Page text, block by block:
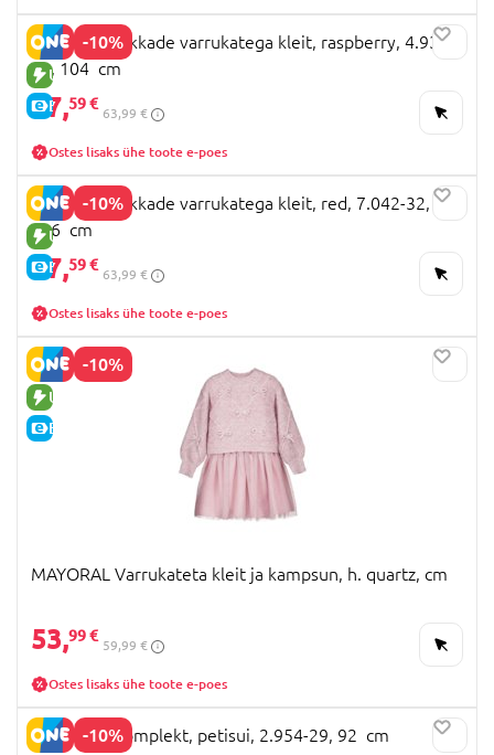
-10%
UUS TOODE
E-HIND
MAYORAL pikkade varrukatega kleit, raspberry, 4.932-
53, 104 cm
57,59 €
63,99 €
Ostes lisaks ühe toote e-poes
-10%
UUS TOODE
E-HIND
MAYORAL pikkade varrukatega kleit, red, 7.042-32,
116 cm
57,59 €
63,99 €
Ostes lisaks ühe toote e-poes
-10%
UUS TOODE
E-HIND
MAYORAL Varrukateta kleit ja kampsun, h. quartz, cm
53,99 €
59,99 €
Ostes lisaks ühe toote e-poes
-10%
MAYORAL komplekt, petisui, 2.954-29, 92 cm